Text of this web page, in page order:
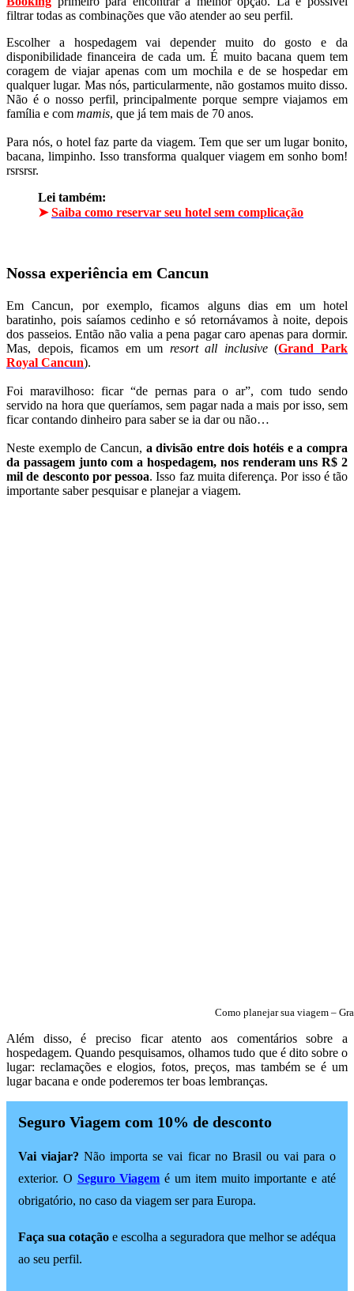
filtrar todas as combinações que vão atender ao seu perfil.
Escolher a hospedagem vai depender muito do gosto e da
disponibilidade financeira de cada um. É muito bacana quem tem
coragem de viajar apenas com um mochila e de se hospedar em
qualquer lugar. Mas nós, particularmente, não gostamos muito disso.
Não é o nosso perfil, principalmente porque sempre viajamos em
família e com mamis, que já tem mais de 70 anos.
Para nós, o hotel faz parte da viagem. Tem que ser um lugar bonito,
bacana, limpinho. Isso transforma qualquer viagem em sonho bom!
rsrsrsr.
Lei também:
➤Saiba como reservar seu hotel sem complicação
Nossa experiência em Cancun
Em Cancun, por exemplo, ficamos alguns dias em um hotel
baratinho, pois saíamos cedinho e só retornávamos à noite, depois
dos passeios. Então não valia a pena pagar caro apenas para dormir.
Mas, depois, ficamos em um resort all inclusive(Grand Park
Royal Cancun).
Foi maravilhoso: ficar “de pernas para o ar”, com tudo sendo
servido na hora que queríamos, sem pagar nada a mais por isso, sem
ficar contando dinheiro para saber se ia dar ou não…
Neste exemplo de Cancun, a divisão entre dois hotéis e a compra
da passagem junto com a hospedagem, nos renderam uns R$ 2
mil de desconto por pessoa. Isso faz muita diferença. Por isso é tão
importante saber pesquisar e planejar a viagem.
Como planejar sua viagem –
Além disso, é preciso ficar atento aos comentários sobre a
hospedagem. Quando pesquisamos, olhamos tudo que é dito sobre o
lugar: reclamações e elogios, fotos, preços, mas também se é um
lugar bacana e onde poderemos ter boas lembranças.
Seguro Viagem com 10% de desconto
Vai viajar? Não importa se vai ficar no Brasil ou vai para o
exterior. O Seguro Viagem é um item muito importante e até
obrigatório, no caso da viagem ser para Europa.
Faça sua cotação e escolha a seguradora que melhor se adéqua
ao seu perfil.